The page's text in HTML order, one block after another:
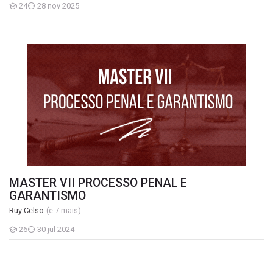
24
Estudantes
28 nov 2025
MASTER VII PROCESSO PENAL E
GARANTISMO
Ruy Celso (e 7 mais)
26
Estudantes
30 jul 2024